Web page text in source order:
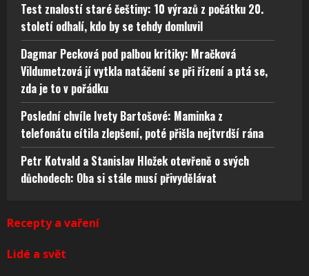
Test znalostí staré češtiny: 10 výrazů z počátku 20.
století odhalí, kdo by se tehdy domluvil
Dagmar Pecková pod palbou kritiky: Mračková
Vildumetzová jí vytkla natáčení se při řízení a ptá se,
zda je to v pořádku
Poslední chvíle Ivety Bartošové: Maminka z
telefonátu cítila zlepšení, poté přišla nejtvrdší rána
Petr Kotvald a Stanislav Hložek otevřeně o svých
důchodech: Oba si stále musí přivydělávat
Recepty a vaření
Lidé a svět